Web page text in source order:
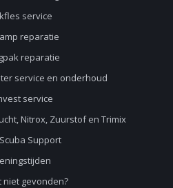
service
reparatie
reparatie
service en onderhoud
service
Nitrox, Zuurstof en Trimix
Support
niet gevonden?